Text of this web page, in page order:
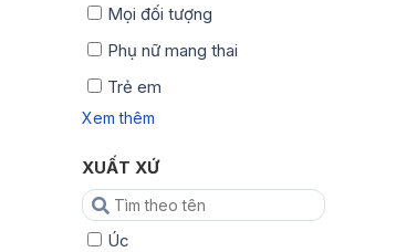
Mọi đối tượng
Phụ nữ mang thai
Trẻ em
Xem thêm
XUẤT XỨ
Úc